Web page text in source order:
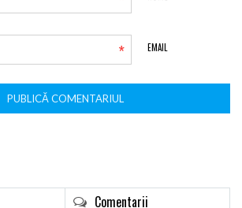
EMAIL
*
Comentarii